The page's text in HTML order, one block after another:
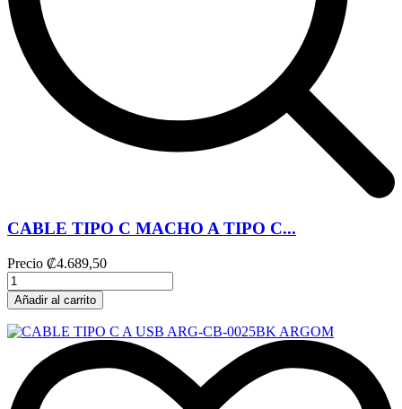
CABLE TIPO C MACHO A TIPO C...
Precio ₡4.689,50
Añadir al carrito